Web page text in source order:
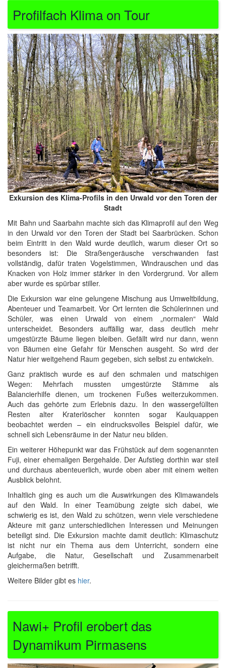
Profilfach Klima on Tour
Exkursion des Klima-Profils in den Urwald vor den Toren der
Stadt
Mit Bahn und Saarbahn machte sich das Klimaprofil auf den Weg
in den Urwald vor den Toren der Stadt bei Saarbrücken. Schon
beim Eintritt in den Wald wurde deutlich, warum dieser Ort so
besonders ist: Die Straßengeräusche verschwanden fast
vollständig, dafür traten Vogelstimmen, Windrauschen und das
Knacken von Holz immer stärker in den Vordergrund. Vor allem
aber wurde es spürbar stiller.
Die Exkursion war eine gelungene Mischung aus Umweltbildung,
Abenteuer und Teamarbeit. Vor Ort lernten die Schülerinnen und
Schüler, was einen Urwald von einem „normalen“ Wald
unterscheidet. Besonders auffällig war, dass deutlich mehr
umgestürzte Bäume liegen bleiben. Gefällt wird nur dann, wenn
von Bäumen eine Gefahr für Menschen ausgeht. So wird der
Natur hier weitgehend Raum gegeben, sich selbst zu entwickeln.
Ganz praktisch wurde es auf den schmalen und matschigen
Wegen: Mehrfach mussten umgestürzte Stämme als
Balancierhilfe dienen, um trockenen Fußes weiterzukommen.
Auch das gehörte zum Erlebnis dazu. In den wassergefüllten
Resten alter Kraterlöscher konnten sogar Kaulquappen
beobachtet werden – ein eindrucksvolles Beispiel dafür, wie
schnell sich Lebensräume in der Natur neu bilden.
Ein weiterer Höhepunkt war das Frühstück auf dem sogenannten
Fuji, einer ehemaligen Bergehalde. Der Aufstieg dorthin war steil
und durchaus abenteuerlich, wurde oben aber mit einem weiten
Ausblick belohnt.
Inhaltlich ging es auch um die Auswirkungen des Klimawandels
auf den Wald. In einer Teamübung zeigte sich dabei, wie
schwierig es ist, den Wald zu schützen, wenn viele verschiedene
Akteure mit ganz unterschiedlichen Interessen und Meinungen
beteiligt sind. Die Exkursion machte damit deutlich: Klimaschutz
ist nicht nur ein Thema aus dem Unterricht, sondern eine
Aufgabe, die Natur, Gesellschaft und Zusammenarbeit
gleichermaßen betrifft.
Weitere Bilder gibt es hier.
Nawi+ Profil erobert das
Dynamikum Pirmasens